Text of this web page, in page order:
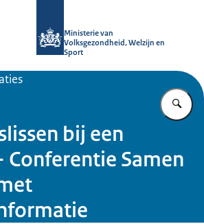
Ministerie van
Volksgezondheid, Welzijn en
Sport
bij een
Conferentie Samen